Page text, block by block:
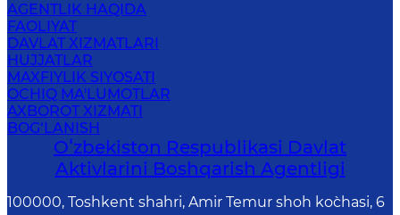
AGENTLIK HAQIDA
FAOLIYAT
DAVLAT XIZMATLARI
HUJJATLAR
MAXFIYLIK SIYOSATI
OCHIQ MA'LUMOTLAR
AXBOROT XIZMATI
BOG‘LANISH
Oʻzbekiston Respublikasi Davlat
Aktivlarini Boshqarish Agentligi
100000, Toshkent shahri, Amir Temur shoh ko`chasi, 6